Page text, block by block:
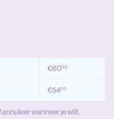
€6000
€5400
wanneer je wilt.